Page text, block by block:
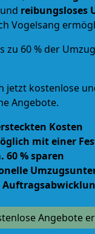
und reibungsloses
Vogelsang
zu 60 % der
jetzt kostenlose
Angebote.
Kosten
mit einer
60 % sparen
Angebote